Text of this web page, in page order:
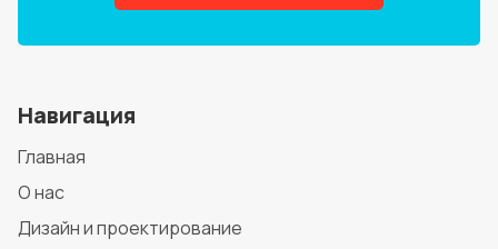
Навигация
Главная
О нас
Дизайн и проектирование